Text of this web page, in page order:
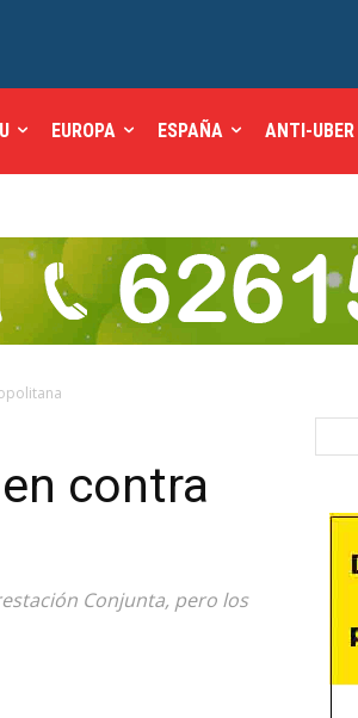
EUROPA ESPAÑA ANTI-UBER
contra
Conjunta, pero los